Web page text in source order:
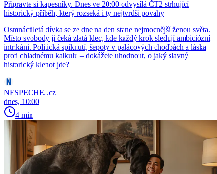
Připravte si kapesníky. Dnes ve 20:00 odvysílá ČT2 strhující
historický příběh, který rozseká i ty nejtvrdší povahy
Osmnáctiletá dívka se ze dne na den stane nejmocnější ženou světa.
Místo svobody ji čeká zlatá klec, kde každý krok sledují ambiciózní
intrikáni. Politická spiknutí, šepoty v palácových chodbách a láska
proti chladnému kalkulu – dokážete uhodnout, o jaký slavný
historický klenot jde?
NESPECHEJ.cz
dnes, 10:00
4 min